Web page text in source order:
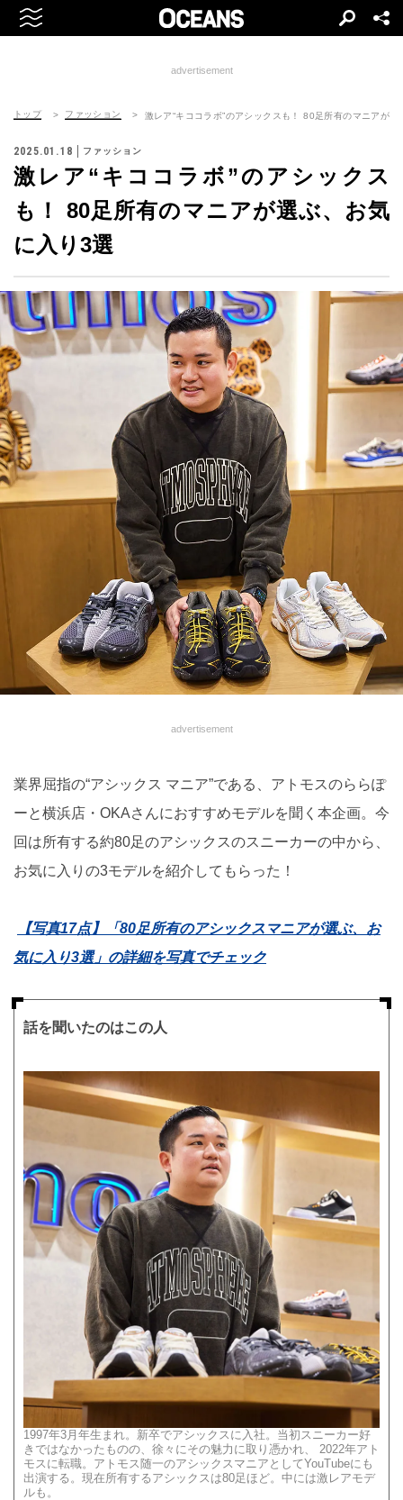
advertisement
トップ ファッション 激レア“キココラボ”のアシックスも！ 80足所有のマニアが
2025.01.18 ファッション
激レア“キココラボ”のアシックス
も！ 80足所有のマニアが選ぶ、お気
に入り3選
advertisement
業界屈指の“アシックス マニア”である、アトモスのららぽ
ーと横浜店・OKAさんにおすすめモデルを聞く本企画。今
回は所有する約80足のアシックスのスニーカーの中から、
お気に入りの3モデルを紹介してもらった！
【写真17点】「80足所有のアシックスマニアが選ぶ、お
気に入り3選」の詳細を写真でチェック
話を聞いたのはこの人
1997年3月年生まれ。新卒でアシックスに入社。当初スニーカー好
きではなかったものの、徐々にその魅力に取り憑かれ、 2022年アト
モスに転職。アトモス随一のアシックスマニアとしてYouTubeにも
出演する。現在所有するアシックスは80足ほど。中には激レアモデ
ルも。